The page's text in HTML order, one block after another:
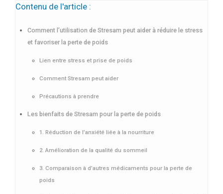
Contenu de l'article :
Comment l’utilisation de Stresam peut aider à réduire le stress
et favoriser la perte de poids
Lien entre stress et prise de poids
Comment Stresam peut aider
Précautions à prendre
Les bienfaits de Stresam pour la perte de poids
1. Réduction de l’anxiété liée à la nourriture
2. Amélioration de la qualité du sommeil
3. Comparaison à d’autres médicaments pour la perte de
poids